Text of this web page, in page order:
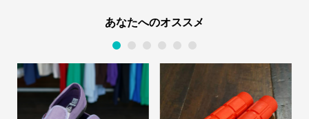
あなたへのオススメ
1 2 3 4 5 6